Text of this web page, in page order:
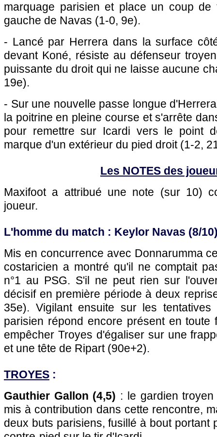
marquage parisien et place un coup
gauche de Navas (1-0, 9e).
- Lancé par Herrera dans la surface
devant Koné, résiste au défenseur
puissante du droit qui ne laisse aucune
19e).
- Sur une nouvelle passe longue
la poitrine en pleine course et s'arrête
pour remettre sur Icardi vers le point
marque d'un extérieur du pied droit (1-2,
Les NOTES des
Maxifoot a attribué une note (sur 10)
joueur.
L'homme du match : Keylor Navas (8/
Mis en concurrence avec Donnarumma
costaricien a montré qu'il ne comptait
n°1 au PSG. S'il ne peut rien sur
décisif en première période à deux
35e). Vigilant ensuite sur les tentatives
parisien répond encore présent en toute
empêcher Troyes d'égaliser sur une
et une tête de Ripart (90e+2).
TROYES :
Gauthier Gallon (4,5) : le gardien
mis à contribution dans cette rencontre,
deux buts parisiens, fusillé à bout portant